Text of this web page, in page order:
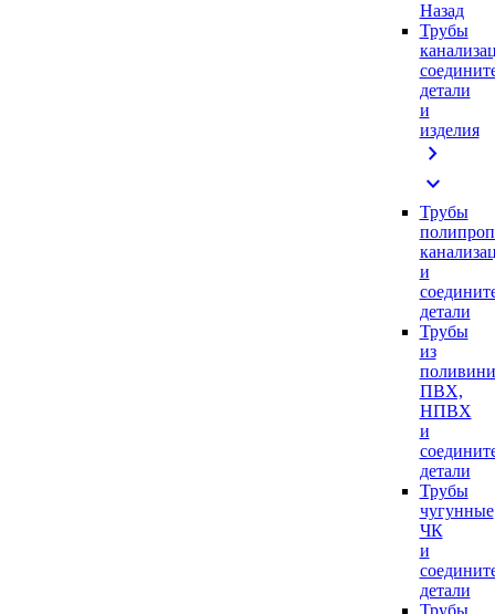
Назад
Трубы
детали
и
изделия
chevron_right
expand_more
Трубы
и
детали
Трубы
из
ПВХ,
НПВХ
и
детали
Трубы
чугунные
ЧК
и
детали
Трубы